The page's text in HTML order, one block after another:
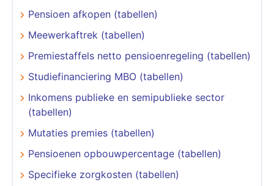
Pensioen afkopen (tabellen)
Meewerkaftrek (tabellen)
Premiestaffels netto pensioenregeling (tabellen)
Studiefinanciering MBO (tabellen)
Inkomens publieke en semipublieke sector
(tabellen)
Mutaties premies (tabellen)
Pensioenen opbouwpercentage (tabellen)
Specifieke zorgkosten (tabellen)